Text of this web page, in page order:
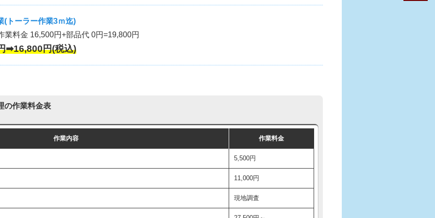
(トーラー作業3ｍ迄)
業料金 16,500円+部品代 0円=19,800円
➡16,800円(税込)
の作業料金表
作業内容 作業料金
5,500円
11,000円
現地調査